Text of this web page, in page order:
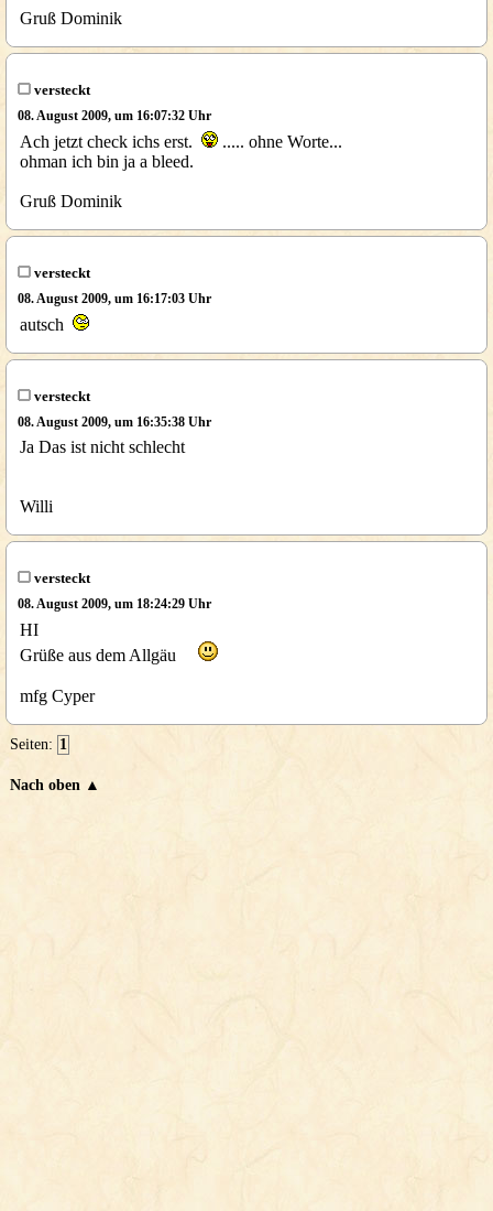
Gruß Dominik
versteckt
08. August 2009, um 16:07:32 Uhr
Ach jetzt check ichs erst.
..... ohne Worte...
ohman ich bin ja a bleed.
Gruß Dominik
versteckt
08. August 2009, um 16:17:03 Uhr
autsch
versteckt
08. August 2009, um 16:35:38 Uhr
Ja Das ist nicht schlecht
Willi
versteckt
08. August 2009, um 18:24:29 Uhr
HI
Grüße aus dem Allgäu
mfg Cyper
Seiten: 1
Nach oben ▲